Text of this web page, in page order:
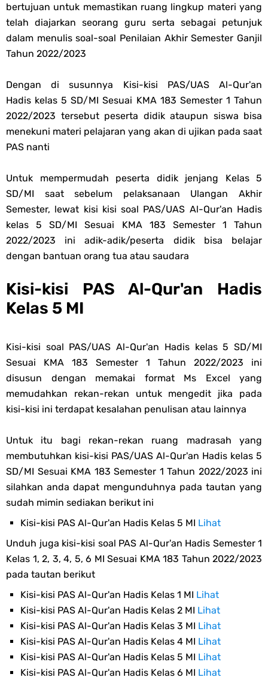
Qur'an Hadis PPG 2025
Soal OMI Geografi Terintegrasi Jenjang MA
Soal OMI KIMIA Terintegrasi Jenjang MA
Unduh Buku Teks Utama (BTU) Mapel Akidah Akhlak Jenang MI, MTs
Unduh Buku Teks Utama (BTU) Al-Qur'an Hadis Semua Jenjang
Tahun 2026
Friday, 7 August
bertujuan untuk memastikan ruang lingkup materi yang
telah diajarkan seorang guru serta sebagai petunjuk
dalam menulis soal-soal Penilaian Akhir Semester Ganjil
Tahun 2022/2023
Dengan di susunnya Kisi-kisi PAS/UAS Al-Qur'an
Hadis kelas 5 SD/MI Sesuai KMA 183 Semester 1 Tahun
2022/2023 tersebut peserta didik ataupun siswa bisa
menekuni materi pelajaran yang akan di ujikan pada saat
PAS nanti
Untuk mempermudah peserta didik jenjang Kelas 5
SD/MI saat sebelum pelaksanaan Ulangan Akhir
Semester, lewat kisi kisi soal PAS/UAS Al-Qur'an Hadis
kelas 5 SD/MI Sesuai KMA 183 Semester 1 Tahun
2022/2023 ini adik-adik/peserta didik bisa belajar
dengan bantuan orang tua atau saudara
Kisi-kisi PAS Al-Qur'an Hadis
Kelas 5 MI
Kisi-kisi soal PAS/UAS Al-Qur'an Hadis kelas 5 SD/MI
Sesuai KMA 183 Semester 1 Tahun 2022/2023 ini
disusun dengan memakai format Ms Excel yang
memudahkan rekan-rekan untuk mengedit jika pada
kisi-kisi ini terdapat kesalahan penulisan atau lainnya
Untuk itu bagi rekan-rekan ruang madrasah yang
membutuhkan kisi-kisi PAS/UAS Al-Qur'an Hadis kelas 5
SD/MI Sesuai KMA 183 Semester 1 Tahun 2022/2023 ini
silahkan anda dapat mengunduhnya pada tautan yang
sudah mimin sediakan berikut ini
Kisi-kisi PAS Al-Qur'an Hadis Kelas 5 MI Lihat
Unduh juga kisi-kisi soal PAS Al-Qur'an Hadis Semester 1
Kelas 1, 2, 3, 4, 5, 6 MI Sesuai KMA 183 Tahun 2022/2023
pada tautan berikut
Kisi-kisi PAS Al-Qur'an Hadis Kelas 1 MI Lihat
Kisi-kisi PAS Al-Qur'an Hadis Kelas 2 MI Lihat
Kisi-kisi PAS Al-Qur'an Hadis Kelas 3 MI Lihat
Kisi-kisi PAS Al-Qur'an Hadis Kelas 4 MI Lihat
Kisi-kisi PAS Al-Qur'an Hadis Kelas 5 MI Lihat
Kisi-kisi PAS Al-Qur'an Hadis Kelas 6 MI Lihat